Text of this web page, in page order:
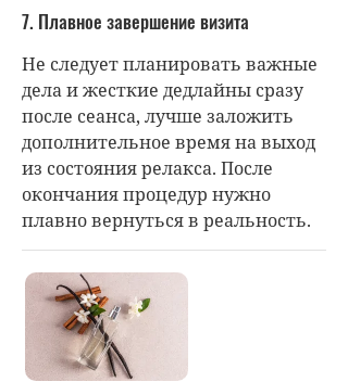
7. Плавное завершение визита
Не следует планировать важные
дела и жесткие дедлайны сразу
после сеанса, лучше заложить
дополнительное время на выход
из состояния релакса. После
окончания процедур нужно
плавно вернуться в реальность.